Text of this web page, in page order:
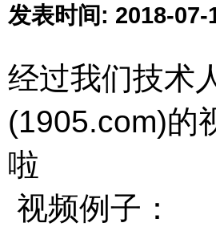
发表时间: 2018-07-
经过我们技术
(1905.com)的
啦
视频例子：